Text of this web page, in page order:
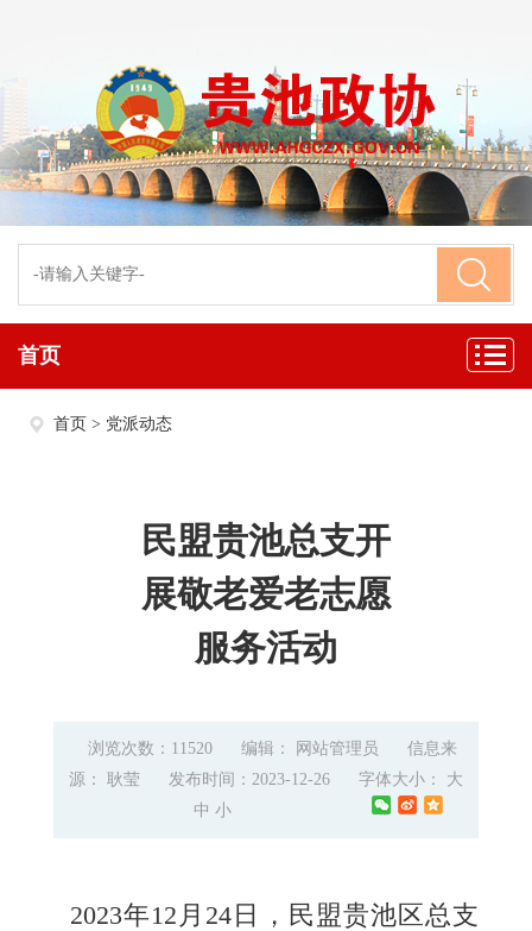
首页
首页 > 党派动态
民盟贵池总支开
展敬老爱老志愿
服务活动
浏览次数：11520 编辑： 网站管理员
信息来
源： 耿莹
发布时间：2023-12-26 字体大小： 大
中 小
2023年12月24日，民盟贵池区总支